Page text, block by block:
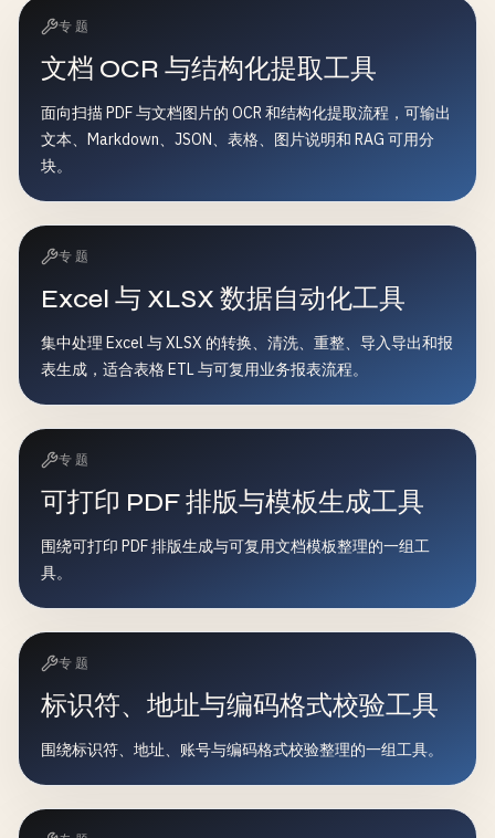
专题
文档 OCR 与结构化提取工具
面向扫描 PDF 与文档图片的 OCR 和结构化提取流程，可输出
文本、Markdown、JSON、表格、图片说明和 RAG 可用分
块。
专题
Excel 与 XLSX 数据自动化工具
集中处理 Excel 与 XLSX 的转换、清洗、重整、导入导出和报
表生成，适合表格 ETL 与可复用业务报表流程。
专题
可打印 PDF 排版与模板生成工具
围绕可打印 PDF 排版生成与可复用文档模板整理的一组工
具。
专题
标识符、地址与编码格式校验工具
围绕标识符、地址、账号与编码格式校验整理的一组工具。